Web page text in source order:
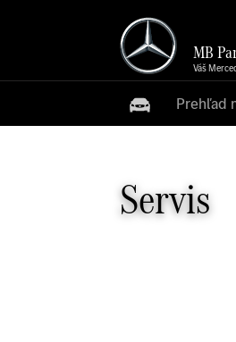
MB
Váš
Prehľad
Servis